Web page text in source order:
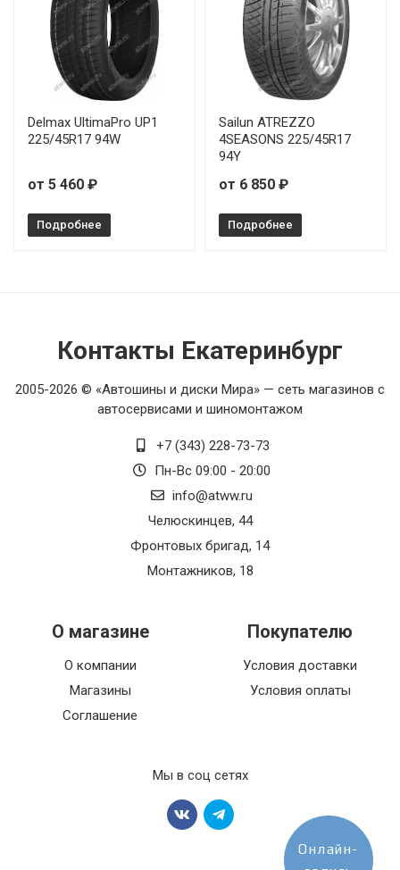
Delmax UltimaPro UP1
225/45R17 94W
от 5 460 ₽
Подробнее
Sailun ATREZZO
4SEASONS 225/45R17
94Y
от 6 850 ₽
Подробнее
Контакты Екатеринбург
2005-2026 © «Автошины и диски Мира» — сеть магазинов с
автосервисами и шиномонтажом
+7 (343) 228-73-73
Пн-Вс 09:00 - 20:00
info@atww.ru
Челюскинцев, 44
Фронтовых бригад, 14
Монтажников, 18
О магазине
О компании
Магазины
Соглашение
Покупателю
Условия доставки
Условия оплаты
Мы в соц сетях
Онлайн-